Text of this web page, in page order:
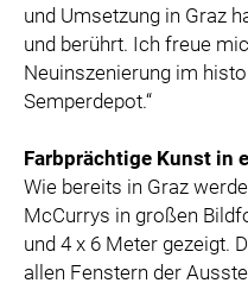
und Umsetzung in Graz
und berührt. Ich freue
Neuinszenierung im
Semperdepot.“
Farbprächtige Kunst in
Wie bereits in Graz
McCurrys in großen
und 4 x 6 Meter gezeigt.
allen Fenstern der